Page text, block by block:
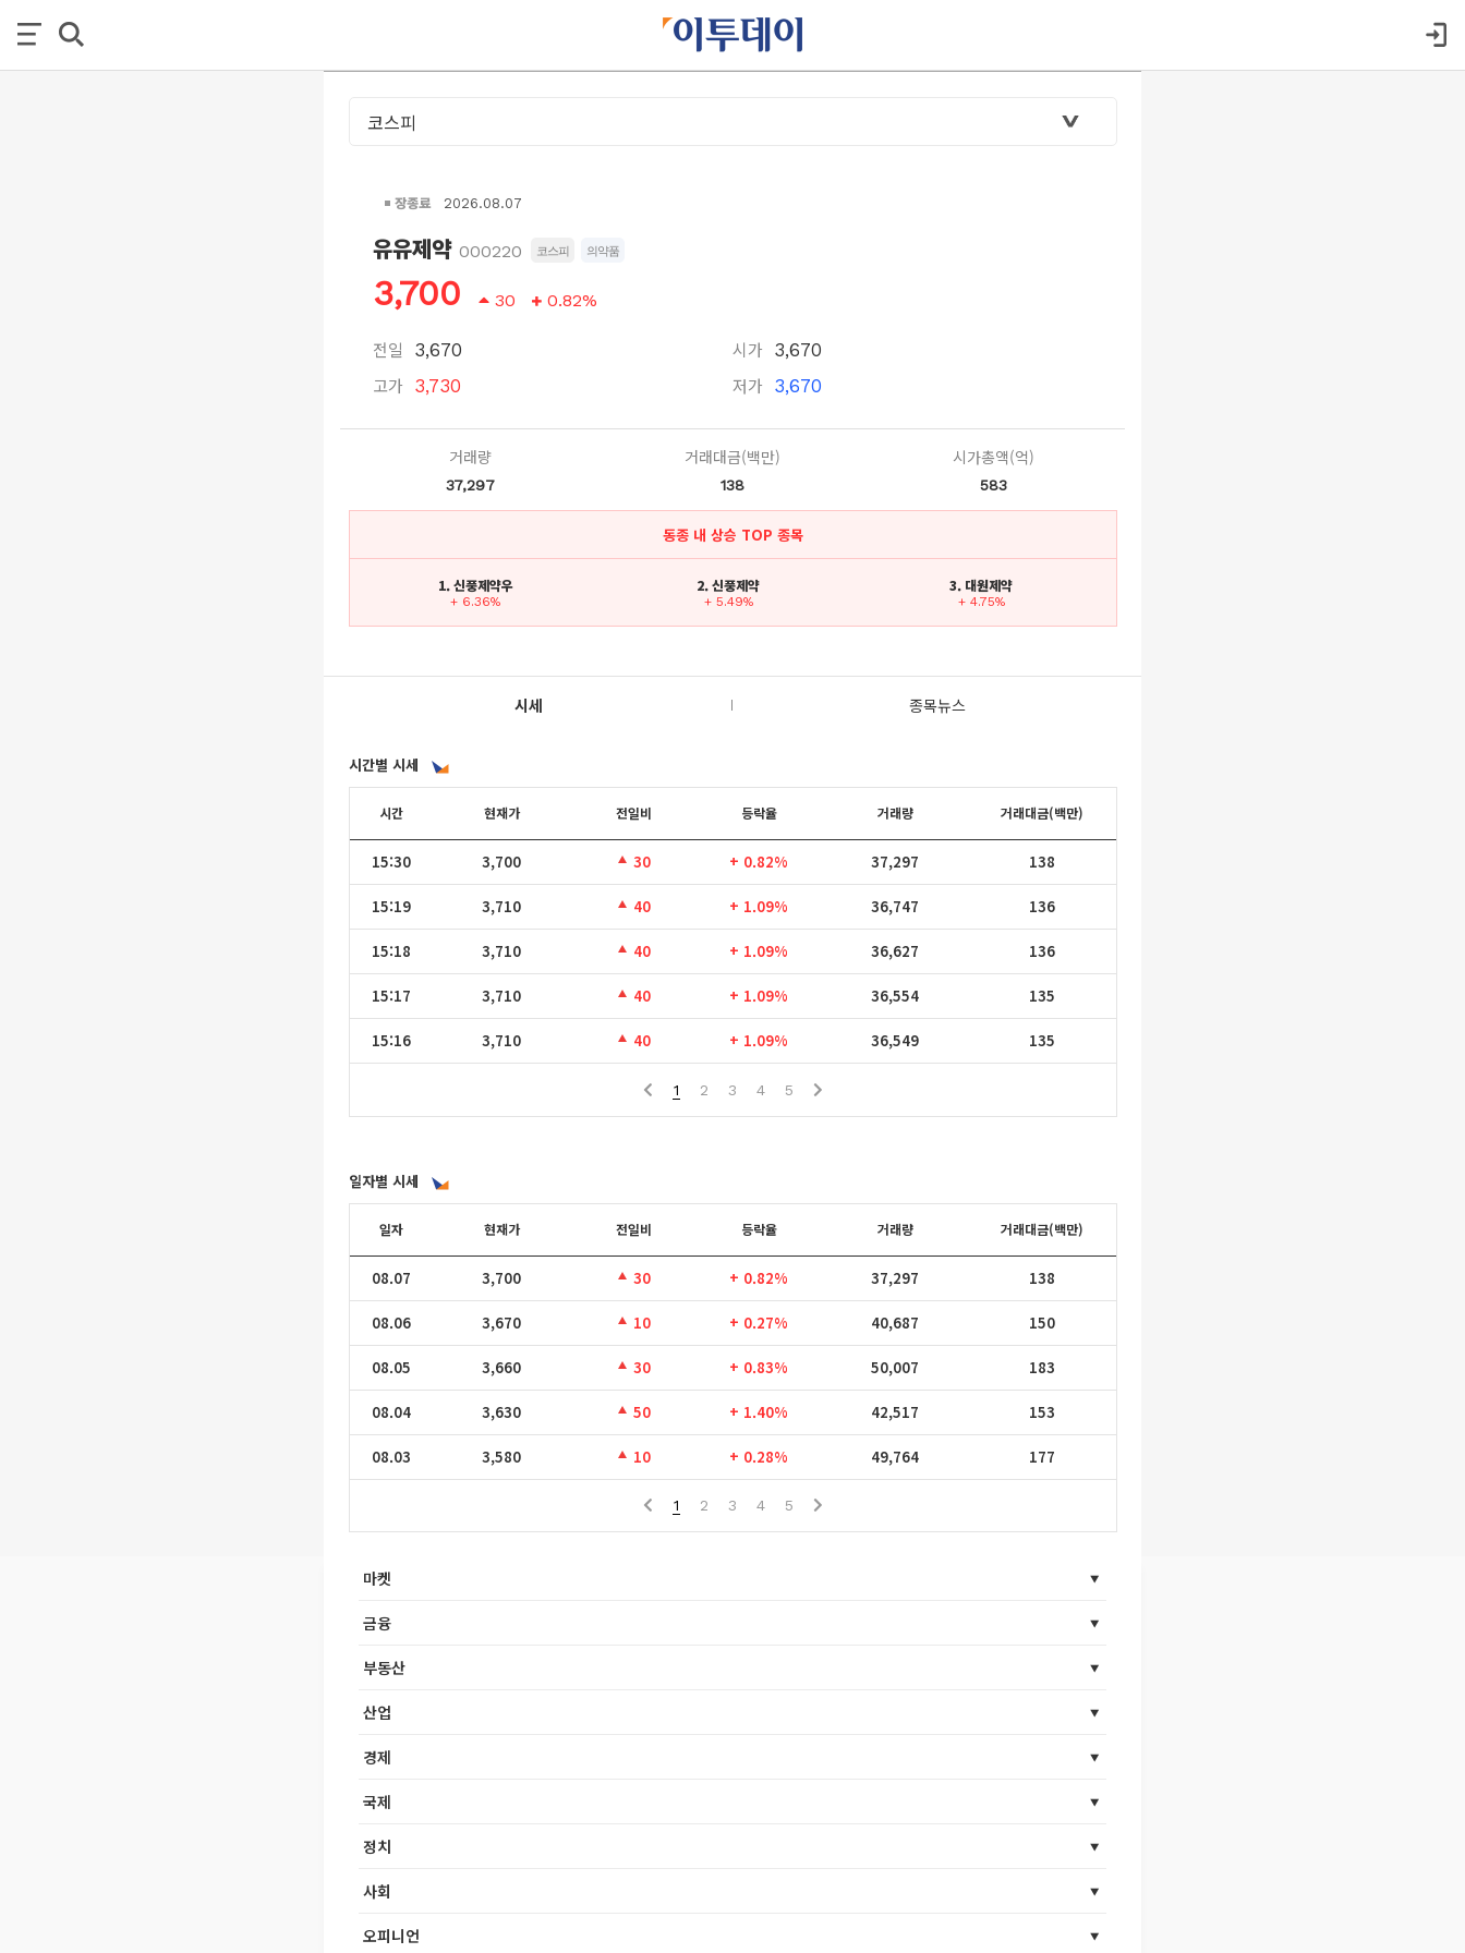
장종료 2026.08.07
유유제약 000220 코스피 의약품
3,700 30 0.82%
전일 3,670
고가 3,730
시가 3,670
저가 3,670
거래량
37,297
거래대금(백만)
138
시가총액(억)
583
동종 내 상승 TOP 종목
1. 신풍제약우
+ 6.36%
2. 신풍제약
+ 5.49%
3. 대원제약
+ 4.75%
시세 종목뉴스
시간별 시세
시간 현재가 전일비 등락율 거래량 거래대금(백만)
15:30 3,700 30 + 0.82% 37,297 138
15:19 3,710 40 + 1.09% 36,747 136
15:18 3,710 40 + 1.09% 36,627 136
15:17 3,710 40 + 1.09% 36,554 135
15:16 3,710 40 + 1.09% 36,549 135
1 2 3 4 5
일자별 시세
일자 현재가 전일비 등락율 거래량 거래대금(백만)
08.07 3,700 30 + 0.82% 37,297 138
08.06 3,670 10 + 0.27% 40,687 150
08.05 3,660 30 + 0.83% 50,007 183
08.04 3,630 50 + 1.40% 42,517 153
08.03 3,580 10 + 0.28% 49,764 177
1 2 3 4 5
마켓
금융
부동산
산업
경제
국제
정치
사회
오피니언